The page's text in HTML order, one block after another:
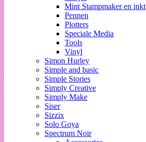
Mint Stampmaker en inkt
Pennen
Plotters
Speciale Media
Tools
Vinyl
Simon Hurley
Simple and basic
Simple Stories
Simply Creative
Simply Make
Siser
Sizzix
Solo Goya
Spectrum Noir